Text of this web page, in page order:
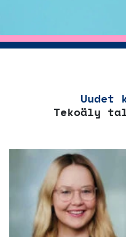
Uudet
Tekoäly